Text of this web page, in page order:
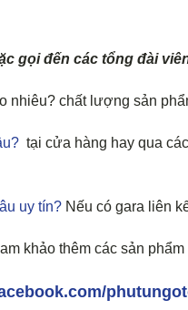
gọi đến các tổng đài
nhiêu? chất lượng sản
tại cửa hàng hay qua
uy tín? Nếu có gara liên
khảo thêm các sản